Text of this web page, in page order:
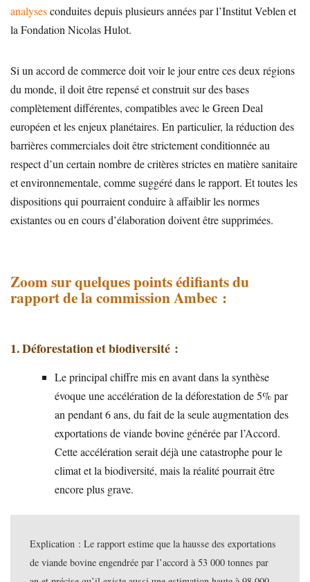
analysesconduites depuis plusieurs années par l’Institut Veblen et
la Fondation Nicolas Hulot.
Si un accord de commerce doit voir le jour entre ces deux régions
du monde, il doit être repensé et construit sur des bases
complètement différentes, compatibles avec le Green Deal
européen et les enjeux planétaires. En particulier, la réduction des
barrières commerciales doit être strictement conditionnée au
respect d’un certain nombre de critères strictes en matière sanitaire
et environnementale, comme suggéré dans le rapport. Et toutes les
dispositions qui pourraient conduire à affaiblir les normes
existantes ou en cours d’élaboration doivent être supprimées.
Zoom sur quelques points édifiants du
rapport de la commission Ambec :
1. Déforestation et biodiversité :
Le principal chiffre mis en avant dans la synthèse
évoque une accélération de la déforestation de 5% par
an pendant 6 ans, du fait de la seule augmentation des
exportations de viande bovine générée par l’Accord.
Cette accélération serait déjà une catastrophe pour le
climat et la biodiversité, mais la réalité pourrait être
encore plus grave.
Explication : Le rapport estime que la hausse des exportations
de viande bovine engendrée par l’accord à 53 000 tonnes par